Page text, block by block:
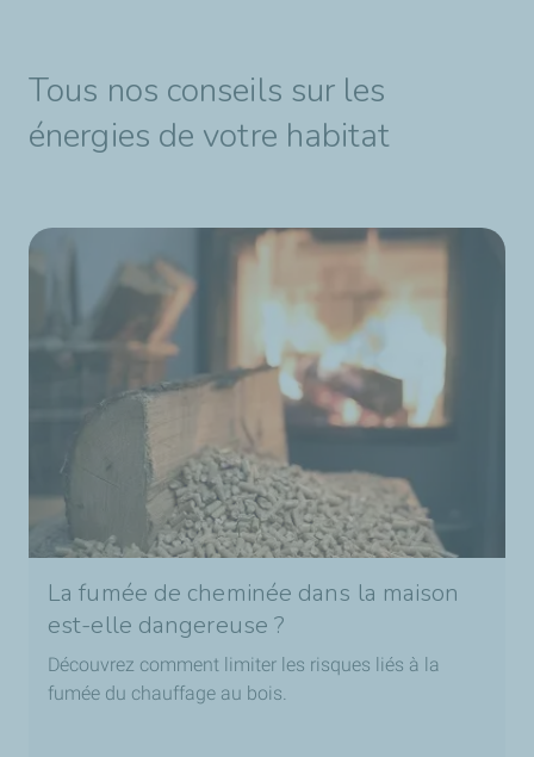
Tous nos conseils sur les
énergies de votre habitat
La fumée de cheminée dans la maison
est-elle dangereuse ?
Découvrez comment limiter les risques liés à la
fumée du chauffage au bois.